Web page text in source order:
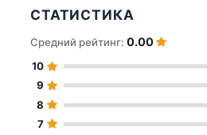
СТАТИСТИКА
Средний рейтинг: 0.00
10
9
8
7